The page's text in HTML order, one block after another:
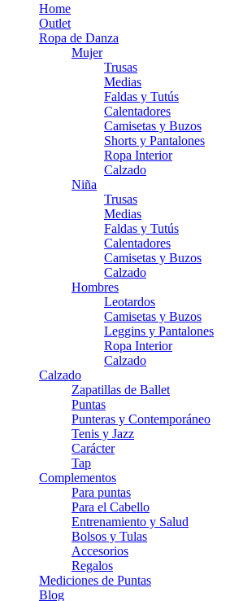
Home
Outlet
Ropa de Danza
Mujer
Trusas
Medias
Faldas y Tutús
Calentadores
Camisetas y Buzos
Shorts y Pantalones
Ropa Interior
Calzado
Niña
Trusas
Medias
Faldas y Tutús
Calentadores
Camisetas y Buzos
Calzado
Hombres
Leotardos
Camisetas y Buzos
Leggins y Pantalones
Ropa Interior
Calzado
Calzado
Zapatillas de Ballet
Puntas
Punteras y Contemporáneo
Tenis y Jazz
Carácter
Tap
Complementos
Para puntas
Para el Cabello
Entrenamiento y Salud
Bolsos y Tulas
Accesorios
Regalos
Mediciones de Puntas
Blog